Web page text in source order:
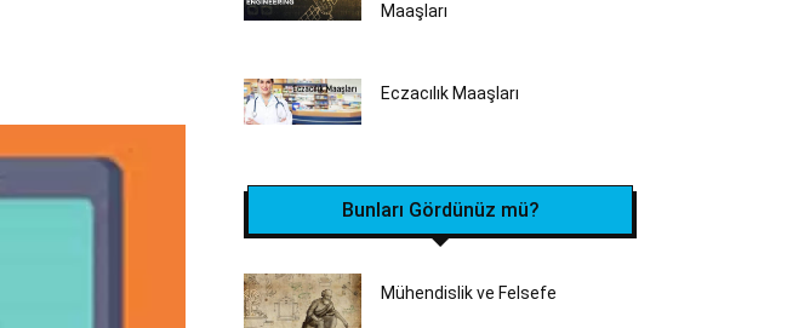
Maaşları
Eczacılık Maaşları
Bunları Gördünüz mü?
Mühendislik ve Felsefe